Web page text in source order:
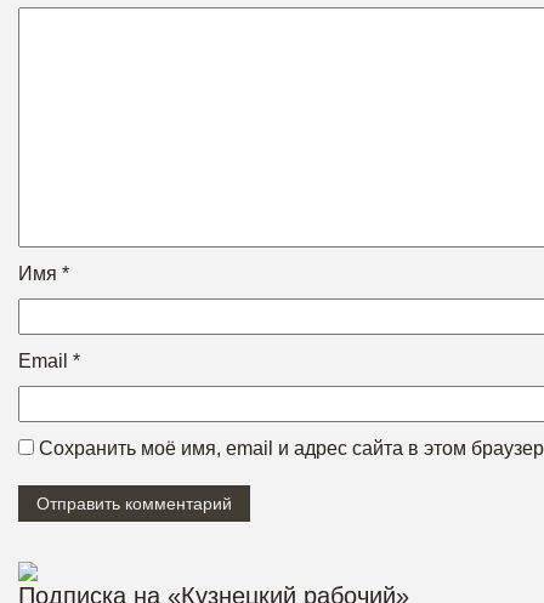
Имя *
Email *
Сохранить моё имя, email и адрес сайта в этом
Подписка на «Кузнецкий рабочий»